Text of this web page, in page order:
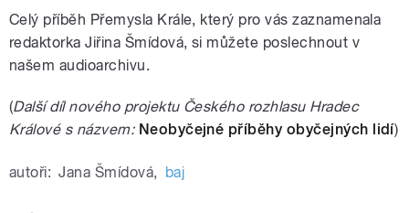
Celý příběh Přemysla Krále, který pro vás zaznamenala
redaktorka Jiřina Šmídová, si můžete poslechnout v
našem audioarchivu.
(Další díl nového projektu Českého rozhlasu Hradec
Králové s názvem: Neobyčejné příběhy obyčejných lidí)
autoři: Jana Šmídová, baj